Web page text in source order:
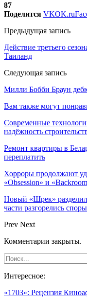
87
Поделится VKOK.ru
Предыдущая запись
Действие третьего
Таиланд
Следующая запись
Милли Бобби Браун
Вам также могут
Современные
надёжность
Ремонт квартиры в
переплатить
Хорроры продолжают
«Obsession» и
Новый «Шрек» разделил
части разгорелись споры
Prev Next
Комментарии закрыты.
Интересное:
«1703»: Рецензия